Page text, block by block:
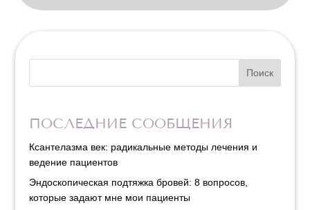
Поиск
ПОСЛЕДНИЕ СООБЩЕНИЯ
Ксантелазма век: радикальные методы лечения и
ведение пациентов
Эндоскопическая подтяжка бровей: 8 вопросов,
которые задают мне мои пациенты